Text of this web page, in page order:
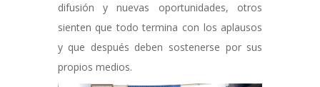
difusión y nuevas oportunidades, otros
sienten que todo termina con los aplausos
y que después deben sostenerse por sus
propios medios.